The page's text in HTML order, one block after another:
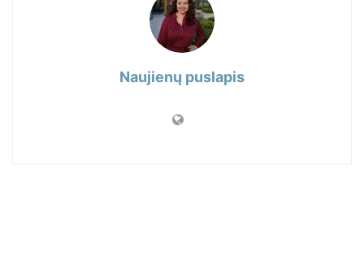
Naujienų puslapis